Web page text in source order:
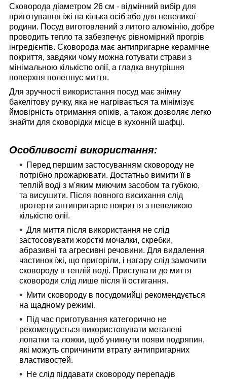
Сковорода діаметром 26 см - відмінний вибір для
приготування їжі на кілька осіб або для невеликої
родини. Посуд виготовлений з литого алюмінію, добре
проводить тепло та забезпечує рівномірний прогрів
інгредієнтів. Сковорода має антипригарне керамічне
покриття, завдяки чому можна готувати страви з
мінімальною кількістю олії, а гладка внутрішня
поверхня полегшує миття.
Для зручності використання посуд має знімну
бакелітову ручку, яка не нагрівається та мінімізує
ймовірність отримання опіків, а також дозволяє легко
знайти для сковорідки місце в кухонній шафці.
Особливості використання:
Перед першим застосуванням сковороду не
потрібно прожарювати. Достатньо вимити її в
теплій воді з м'яким миючим засобом та губкою,
та висушити. Після повного висихання слід
протерти антипригарне покриття з невеликою
кількістю олії.
Для миття після використання не слід
застосовувати жорсткі мочалки, скребки,
абразивні та агресивні речовини. Для видалення
частинок їжі, що пригоріли, і нагару слід замочити
сковороду в теплій воді. Приступати до миття
сковороди слід лише після її остигання.
Мити сковороду в посудомийці рекомендується
на щадному режимі.
Під час приготування категорично не
рекомендується використовувати металеві
лопатки та ложки, щоб уникнути появи подряпин,
які можуть спричинити втрату антипригарних
властивостей.
Не слід піддавати сковороду перепадів